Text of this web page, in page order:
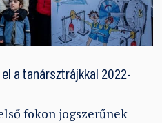
a tanársztrájkkal 2022-
fokon jogszerűnek